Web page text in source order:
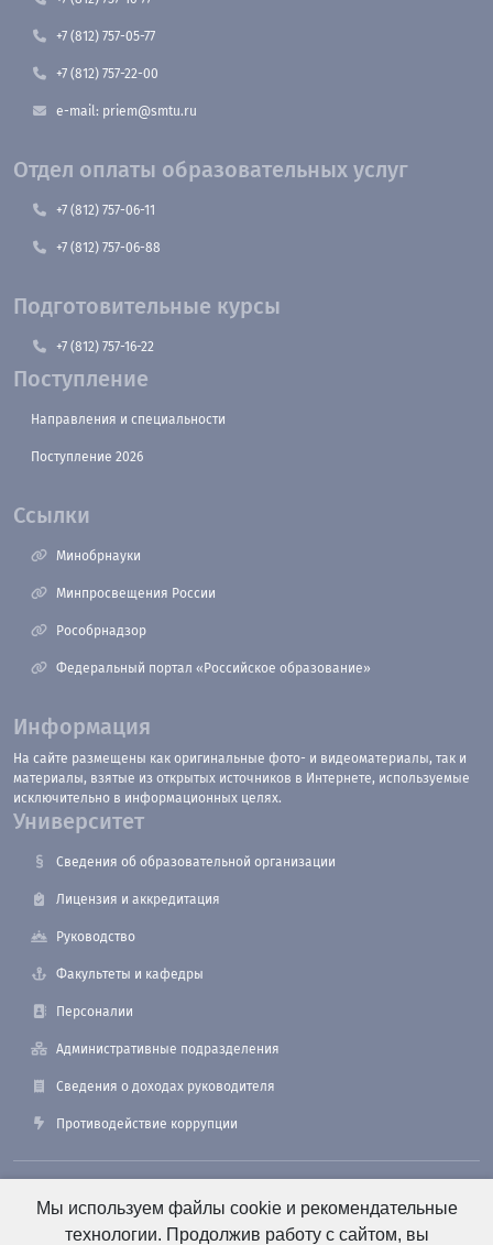
+7 (812) 757-05-77
+7 (812) 757-22-00
e-mail: priem@smtu.ru
Отдел оплаты образовательных услуг
+7 (812) 757-06-11
+7 (812) 757-06-88
Подготовительные курсы
+7 (812) 757-16-22
Поступление
Направления и специальности
Поступление 2026
Ссылки
Минобрнауки
Минпросвещения России
Рособрнадзор
Федеральный портал «Российское образование»
Информация
На сайте размещены как оригинальные фото- и видеоматериалы, так и
материалы, взятые из открытых источников в Интернете, используемые
исключительно в информационных целях.
Университет
Сведения об образовательной организации
Лицензия и аккредитация
Руководство
Факультеты и кафедры
Персоналии
Административные подразделения
Сведения о доходах руководителя
Противодействие коррупции
190121, Санкт-Петербург, ул. Лоцманская, 3
Мы используем файлы cookie и рекомендательные
технологии. Продолжив работу с сайтом, вы